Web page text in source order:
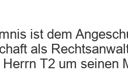
ist dem
als
T2 um seinen